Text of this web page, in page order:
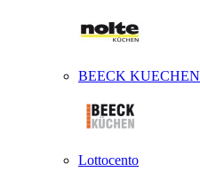
BEECK KUECHEN
Lottocento